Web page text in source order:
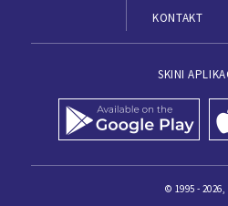
KONTAKT
SKINI
© 1995 - 2026,